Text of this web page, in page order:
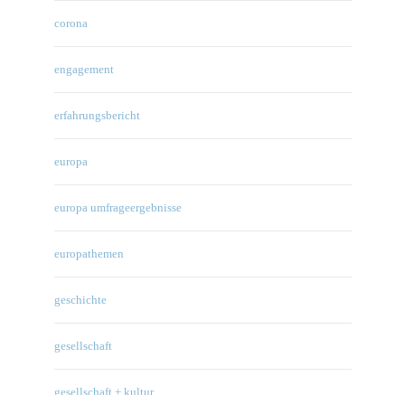
corona
engagement
erfahrungsbericht
europa
europa umfrageergebnisse
europathemen
geschichte
gesellschaft
gesellschaft + kultur